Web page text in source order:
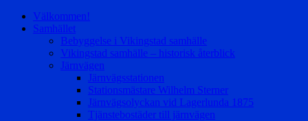
Välkommen!
Samhället
Bebyggelse i Vikingstad samhälle
Vikingstad samhälle – historisk återblick
Järnvägen
Järnvägsstationen
Stationsmästare Wilhelm Sterner
Järnvägsolyckan vid Lagerlunda 1875
Tjänstebostäder till järnvägen